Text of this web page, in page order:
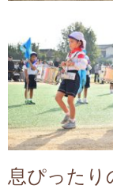
息ぴったり